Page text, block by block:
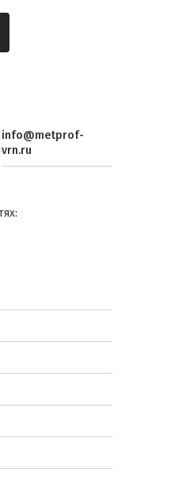
info@metprof-
vrn.ru